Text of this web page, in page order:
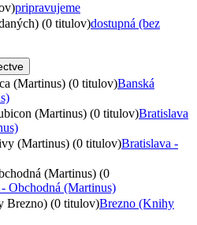
pripravujeme
(0 titulov)dostupná (bez
(Martinus) (0 titulov)Banská
(Martinus) (0 titulov)Bratislava
(Martinus) (0 titulov)Bratislava -
(Martinus) (0
Obchodná (Martinus)
Brezno) (0 titulov)Brezno (Knihy